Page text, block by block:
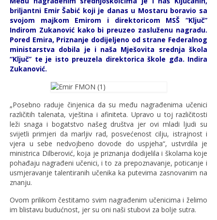
briljantni Emir Šabić koji je danas u Mostaru boravio sa
svojom majkom Emirom i direktoricom MSŠ “Ključ”
Indirom Zukanović kako bi preuzeo zasluženu nagradu.
Pored Emira, Priznanje dodijeljeno od strane Federalnog
ministarstva dobila je i naša Mješovita srednja škola
“Ključ” te je isto preuzela direktorica škole gđa. Indira
Zukanović.
„Posebno raduje činjenica da su među nagrađenima učenici
različitih talenata, vještina i afiniteta. Upravo u toj različitosti
leži snaga i bogatstvo našeg društva jer ovi mladi ljudi su
svijetli primjeri da marljiv rad, posvećenost cilju, istrajnost i
vjera u sebe nedvojbeno dovode do uspjeha“, ustvrdila je
ministrica Dilberović, koja je priznanja dodijelila i školama koje
pohađaju nagrađeni učenici, i to za prepoznavanje, poticanje i
usmjeravanje talentiranih učenika ka putevima zasnovanim na
znanju.
Ovom prilikom čestitamo svim nagrađenim učenicima i želimo
im blistavu budućnost, jer su oni naši stubovi za bolje sutra.